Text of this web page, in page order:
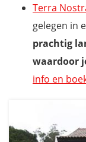
Terra
gelegen in
prachtig
waardoor
info en